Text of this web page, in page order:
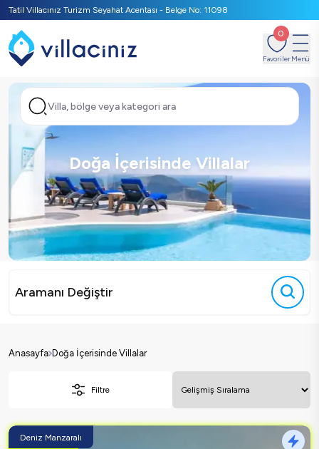
Tatil Villacınız Turizm Seyahat Acentası - Belge No: 11098
0
FavorilerMenü
Villa, bölge veya kategori ara
Doğa İçerisinde Villalar
Aramanı Değiştir
Anasayfa Doğa İçerisinde Villalar
Filtre
Deniz Manzaralı